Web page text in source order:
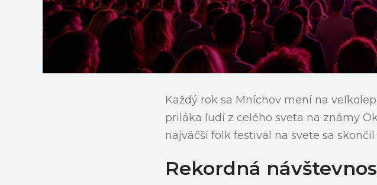
Každý rok sa Mníchov mení na
priláka ľudí z celého sveta na známy
najväčší folk festival na svete sa
Rekordná